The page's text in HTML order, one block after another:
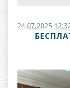
24.07.2025